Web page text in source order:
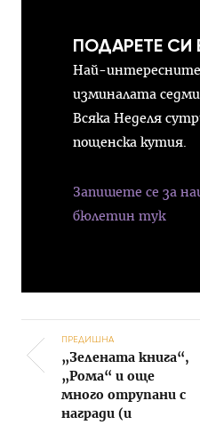
ПОДАРЕТЕ СИ
Най-
изминалата
Всяка Неделя
пощенска кутия.
Запишете се за
бюлетин тук
Post navigation
ПРЕДИШНА
„Зелената книга“,
„Рома“ и още
много отрупани с
награди (и